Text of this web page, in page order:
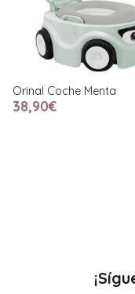
Orinal Coche Menta
38,90€